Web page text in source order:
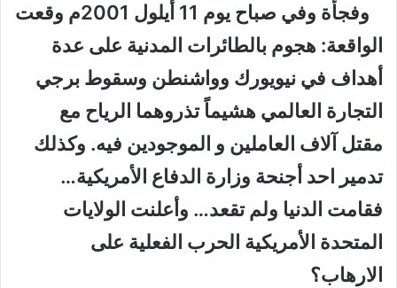
وفجأة وفي صباح يوم 11 أيلول 2001م وقعت
الواقعة: هجوم بالطائرات المدنية على عدة
أهداف في نيويورك وواشنطن وسقوط برجي
التجارة العالمي هشيماً تذروهما الرياح مع
مقتل آلاف العاملين و الموجودين فيه. وكذلك
تدمير احد أجنحة وزارة الدفاع الأمريكية…
فقامت الدنيا ولم تقعد… وأعلنت الولايات
المتحدة الأمريكية الحرب الفعلية على
الارهاب؟